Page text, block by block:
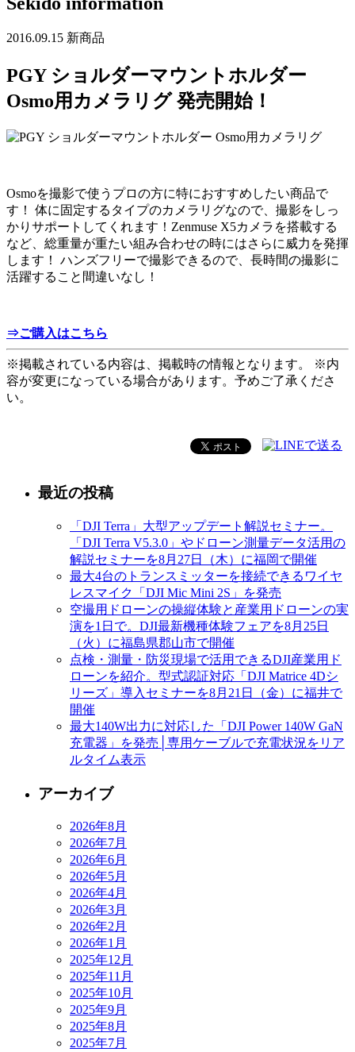
2016.09.15 新商品
PGY ショルダーマウントホルダー
Osmo用カメラリグ 発売開始！
Osmoを撮影で使うプロの方に特におすすめしたい商品で
す！ 体に固定するタイプのカメラリグなので、撮影をしっ
かりサポートしてくれます！Zenmuse X5カメラを搭載する
など、総重量が重たい組み合わせの時にはさらに威力を発揮
します！ ハンズフリーで撮影できるので、長時間の撮影に
活躍すること間違いなし！
⇒ご購入はこちら
※掲載されている内容は、掲載時の情報となります。 ※内
容が変更になっている場合があります。予めご了承くださ
い。
最近の投稿
「DJI Terra」大型アップデート解説セミナー。
「DJI Terra V5.3.0」やドローン測量データ活用の
解説セミナーを8月27日（木）に福岡で開催
最大4台のトランスミッターを接続できるワイヤ
レスマイク「DJI Mic Mini 2S」を発売
空撮用ドローンの操縦体験と産業用ドローンの実
演を1日で。DJI最新機種体験フェアを8月25日
（火）に福島県郡山市で開催
点検・測量・防災現場で活用できるDJI産業用ド
ローンを紹介。型式認証対応「DJI Matrice 4Dシ
リーズ」導入セミナーを8月21日（金）に福井で
開催
最大140W出力に対応した「DJI Power 140W GaN
充電器」を発売│専用ケーブルで充電状況をリア
ルタイム表示
アーカイブ
2026年8月
2026年7月
2026年6月
2026年5月
2026年4月
2026年3月
2026年2月
2026年1月
2025年12月
2025年11月
2025年10月
2025年9月
2025年8月
2025年7月